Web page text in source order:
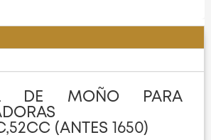
DE MOÑO PARA
(ANTES 1650)